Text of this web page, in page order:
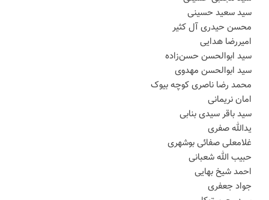
سید سعید حسینی
محسن حیدری آل کثیر
امیررضا هدایی
سید ابوالحسن حسن‌زاده
سید ابوالحسن مهدوی
محمد رضا ناصری کوچه بیوک
امان نریمانی
سید باقر سیدی بنابی
یدالله صفری
غلامعلی صفائی بوشهری
حبیب الله شعبانی
احمد شیخ بهایی
جواد جعفری